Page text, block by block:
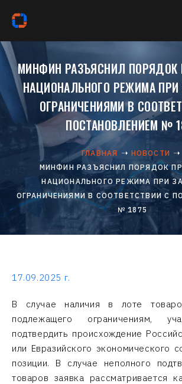
МИНФИН РАЗЪЯСНИЛ ПОРЯДОК
НАЦИОНАЛЬНОГО РЕЖИМА ПРИ
ОГРАНИЧЕНИЯМИ В
ПОСТАНОВЛЕНИЕМ №
ГЛАВНАЯ
НОВОСТИ
МИНФИН РАЗЪЯСНИЛ ПОРЯДОК
НАЦИОНАЛЬНОГО РЕЖИМА ПРИ
ОГРАНИЧЕНИЯМИ В СООТВЕТСТВИИ С
№ 1875
17.09.2025 г.
В случае наличия в лоте
подлежащего ограничениям,
подтвердить происхождение
или Евразийского экономического
позиции. В случае неполного
товаров заявка рассматривается